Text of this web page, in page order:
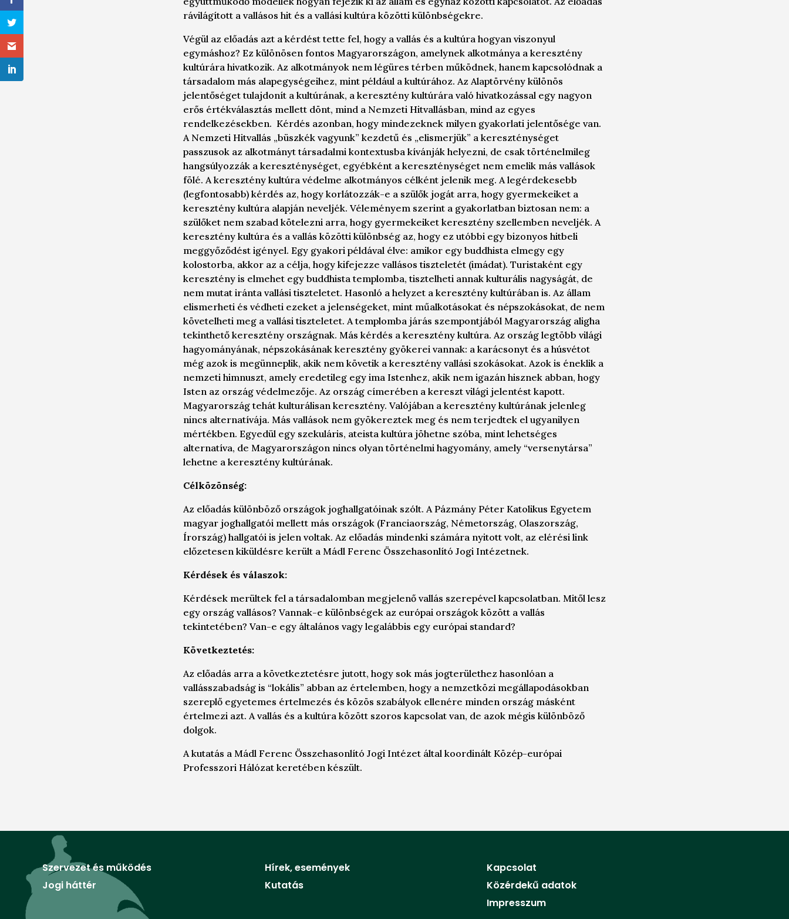
rávilágított a vallásos hit és a vallási kultúra közötti különbségekre.
Végül az előadás azt a kérdést tette fel, hogy a vallás és a kultúra hogyan viszonyul
egymáshoz? Ez különösen fontos Magyarországon, amelynek alkotmánya a keresztény
kultúrára hivatkozik. Az alkotmányok nem légüres térben működnek, hanem kapcsolódnak a
társadalom más alapegységeihez, mint például a kultúrához. Az Alaptörvény különös
jelentőséget tulajdonít a kultúrának, a keresztény kultúrára való hivatkozással egy nagyon
erős értékválasztás mellett dönt, mind a Nemzeti Hitvallásban, mind az egyes
rendelkezésekben. Kérdés azonban, hogy mindezeknek milyen gyakorlati jelentősége van.
A Nemzeti Hitvallás „büszkék vagyunk” kezdetű és „elismerjük” a kereszténységet
passzusok az alkotmányt társadalmi kontextusba kívánják helyezni, de csak történelmileg
hangsúlyozzák a kereszténységet, egyébként a kereszténységet nem emelik más vallások
fölé. A keresztény kultúra védelme alkotmányos célként jelenik meg. A legérdekesebb
(legfontosabb) kérdés az, hogy korlátozzák-e a szülők jogát arra, hogy gyermekeiket a
keresztény kultúra alapján neveljék. Véleményem szerint a gyakorlatban biztosan nem: a
szülőket nem szabad kötelezni arra, hogy gyermekeiket keresztény szellemben neveljék. A
keresztény kultúra és a vallás közötti különbség az, hogy ez utóbbi egy bizonyos hitbeli
meggyőződést igényel. Egy gyakori példával élve: amikor egy buddhista elmegy egy
kolostorba, akkor az a célja, hogy kifejezze vallásos tiszteletét (imádat). Turistaként egy
keresztény is elmehet egy buddhista templomba, tisztelheti annak kulturális nagyságát, de
nem mutat iránta vallási tiszteletet. Hasonló a helyzet a keresztény kultúrában is. Az állam
elismerheti és védheti ezeket a jelenségeket, mint műalkotásokat és népszokásokat, de nem
követelheti meg a vallási tiszteletet. A templomba járás szempontjából Magyarország aligha
tekinthető keresztény országnak. Más kérdés a keresztény kultúra. Az ország legtöbb világi
hagyományának, népszokásának keresztény gyökerei vannak: a karácsonyt és a húsvétot
még azok is megünneplik, akik nem követik a keresztény vallási szokásokat. Azok is éneklik a
nemzeti himnuszt, amely eredetileg egy ima Istenhez, akik nem igazán hisznek abban, hogy
Isten az ország védelmezője. Az ország címerében a kereszt világi jelentést kapott.
Magyarország tehát kulturálisan keresztény. Valójában a keresztény kultúrának jelenleg
nincs alternatívája. Más vallások nem gyökereztek meg és nem terjedtek el ugyanilyen
mértékben. Egyedül egy szekuláris, ateista kultúra jöhetne szóba, mint lehetséges
alternatíva, de Magyarországon nincs olyan történelmi hagyomány, amely “versenytársa”
lehetne a keresztény kultúrának.
Célközönség:
Az előadás különböző országok joghallgatóinak szólt. A Pázmány Péter Katolikus Egyetem
magyar joghallgatói mellett más országok (Franciaország, Németország, Olaszország,
Írország) hallgatói is jelen voltak. Az előadás mindenki számára nyitott volt, az elérési link
előzetesen kiküldésre került a Mádl Ferenc Összehasonlító Jogi Intézetnek.
Kérdések és válaszok:
Kérdések merültek fel a társadalomban megjelenő vallás szerepével kapcsolatban. Mitől lesz
egy ország vallásos? Vannak-e különbségek az európai országok között a vallás
tekintetében? Van-e egy általános vagy legalábbis egy európai standard?
Következtetés:
Az előadás arra a következtetésre jutott, hogy sok más jogterülethez hasonlóan a
vallásszabadság is “lokális” abban az értelemben, hogy a nemzetközi megállapodásokban
szereplő egyetemes értelmezés és közös szabályok ellenére minden ország másként
értelmezi azt. A vallás és a kultúra között szoros kapcsolat van, de azok mégis különböző
dolgok.
A kutatás a Mádl Ferenc Összehasonlító Jogi Intézet által koordinált Közép-európai
Professzori Hálózat keretében készült.
Szervezet és működés
Jogi háttér
Hírek, események
Kutatás
Kapcsolat
Közérdekű adatok
Impresszum